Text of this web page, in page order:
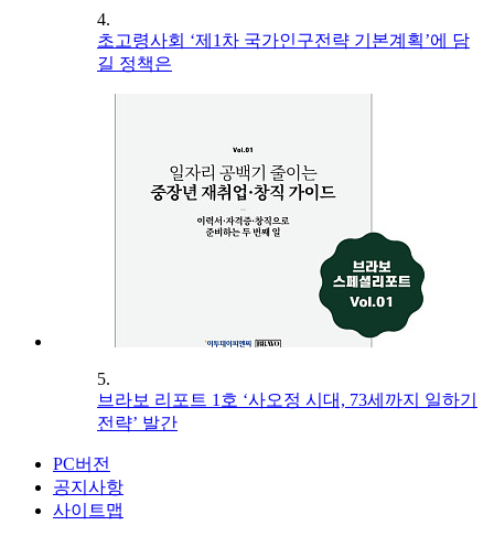
4.
초고령사회 ‘제1차 국가인구전략 기본계획’에 담
길 정책은
5.
브라보 리포트 1호 ‘사오정 시대, 73세까지 일하기
전략’ 발간
PC버전
공지사항
사이트맵